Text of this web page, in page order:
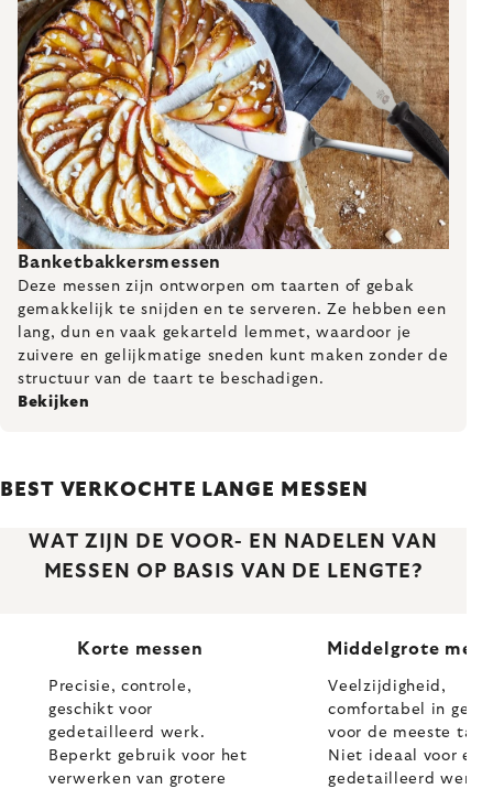
Banketbakkersmessen
Deze messen zijn ontworpen om taarten of gebak
gemakkelijk te snijden en te serveren. Ze hebben een
lang, dun en vaak gekarteld lemmet, waardoor je
zuivere en gelijkmatige sneden kunt maken zonder de
structuur van de taart te beschadigen.
Bekijken
BEST VERKOCHTE LANGE MESSEN
WAT ZIJN DE VOOR- EN NADELEN VAN
MESSEN OP BASIS VAN DE LENGTE?
Korte messen
Precisie, controle,
geschikt voor
gedetailleerd werk.
Beperkt gebruik voor het
verwerken van grotere
Middelgrote
Veelzijdigheid,
comfortabel in
voor de meeste
Niet ideaal voor
gedetailleerd werk.